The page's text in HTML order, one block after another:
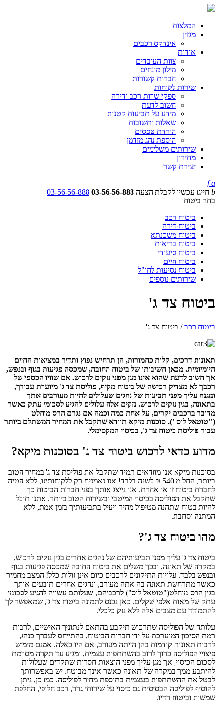
המלצות
מגזין
אינדקס רכבים
אודות
צוות העובדים
מילון מונחים
חברות קשורות
שירות לקוחות
ספקי שרות רכב ודירה
חשוב לדעת
מידע על תביעות קטנות
שאלות ותשובות
הורדת טפסים
הוספת נהג מזדמן
שירותים משלימים
מחירון
יצירת קשר
f a
b חייגו עכשיו לקבלת הצעה 03-56-56-888
03-56-56-888
בחר ביטוח
ביטוח רכב
ביטוח דירה
ביטוח משכנתא
ביטוח בריאות
ביטוח סיעודי
ביטוח חיים
ביטוח נסיעות לחו"ל
שירותים נוספים
ביטוח צד ג'
ביטוח רכב/ ביטוח צד ג'
תאונות דרכים, קלות כחמורות, הן תרחיש נפוץ ותדיר במציאות החיים
היומיומית. מכאן חשיבותו של ביטוח החובה, שמכסה פגיעות בגוף ובנפש,
אך חשוב לדעת שהוא אינו מגן מפני נזקים לרכוש. אם שוויו הכספי של
רכבך לא מצדיק רכישה של ביטוח מקיף, פוליסת צד ג' מיועדת עבורך,
ומגנה עליך מפני תביעות של נהגים שעלולים להיות מעורבים אתך
בתאונה, בגין נזקים לרכוש. נזקים אלה עלולים להגיע לסכומי עתק כאשר
מדובר ברכבים יקרים, על אחת כמה וכמה אם נגרם הרס מוחלט
("טוטאל לוס"). סוכנות מיקא תוודא שתקבל את המחיר המשתלם ביותר
עבור פוליסת ביטוח צד ג', בכיסוי המקסימלי.
מדוע כדאי לרכוש ביטוח צד ג' בסוכנות מיקא?
בסוכנות מיקא אנו מוודאים תמיד שתקבל את פוליסת צד ג' במחיר הטוב
ביותר, החל מ 540 ₪ לשנה בלבד! אנו נאמנים רק ללקוחותינו, ללא הטיה
לחברת ביטוח זו או אחרת. אנו נייצג אותך בפני חברות הביטוח כך
שתקבל את הפוליסה בכיסוי המיטבי ובשירות הטוב ביותר. אתנו תוכל
להיות בטוח שתהנה מטיפול מהיר ויעיל בתביעותיך בזמן אמת, ללא
המתנה וסחבת.
מהו ביטוח צד ג'?
ביטוח צד ג' עליך מפני תביעותיהם של נהגים אחרים בגין נזקים לרכוש,
במקרה של תאונה, ובכך משלים את ביטוח החובה שמכסה פגיעות בגוף
ובנפש בלבד. עלויות התיקונים לרכבים כיום אינן זולות כלל! המצב מחמיר
כאשר מתרחשת תאונה בה אתה מעורב, ונהגים אחרים תובעים אותך
בגין הרס מוחלט("טוטאל לוס") לרכביהם, שעלותם עשויה להגיע לסכומי
עתק של מאות אלפי שקלים. כאן נכנס לתמונה ביטוח צד ג', שמאפשר לך
להתמודד עם מצבים אלה ללא נזק כלכלי.
עלותה של הפוליסה שתרכוש תיקבע בהתאם לנתוניך האישיים, לרבות
רמת הסיכון המוערכת על ידי חברות הביטוח, בהתייחס לעברך כנהג,
לרבות תאונות קודמות בהן הייתה מעורב, אם היו כאלה. אמנם מימוש
פיצויי הפוליסה כרוך לרוב בהשתתפות עצמית, ומגיע עד תקרה מסוימת
לסכום הכיסוי, אך מגן עליך מפני הוצאות חסרות שתקדים שעלולות
להיתבע ממך במקרה של תאונה כאשר אינך מבוטח. יש באפשרותך
לבטל את ההשתתפות בעצמית בתוספת מחיר לפוליסה. כמו כן, ניתן
להוסיף לפוליסה הבסיסית גם כיסוי על שירותי גרר, רכב חלופי, החלפת
שמשות וביטוח רדיו.